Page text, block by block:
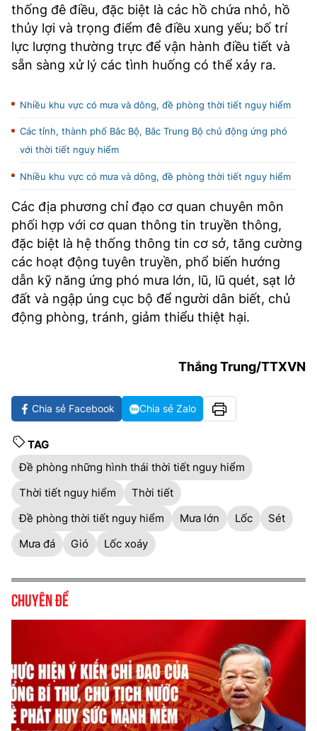
thống đê điều, đặc biệt là các hồ chứa nhỏ, hồ
thủy lợi và trọng điểm đê điều xung yếu; bố trí
lực lượng thường trực để vận hành điều tiết và
sẵn sàng xử lý các tình huống có thể xảy ra.
Nhiều khu vực có mưa và dông, đề phòng thời tiết nguy hiểm
Các tỉnh, thành phố Bắc Bộ, Bắc Trung Bộ chủ động ứng phó
với thời tiết nguy hiểm
Nhiều khu vực có mưa và dông, đề phòng thời tiết nguy hiểm
Các địa phương chỉ đạo cơ quan chuyên môn
phối hợp với cơ quan thông tin truyền thông,
đặc biệt là hệ thống thông tin cơ sở, tăng cường
các hoạt động tuyên truyền, phổ biến hướng
dẫn kỹ năng ứng phó mưa lớn, lũ, lũ quét, sạt lở
đất và ngập úng cục bộ để người dân biết, chủ
động phòng, tránh, giảm thiểu thiệt hại.
Thắng Trung/TTXVN
Chia sẻ Facebook Chia sẻ Zalo
TAG
Đề phòng những hình thái thời tiết nguy hiểm
Thời tiết nguy hiểm
Thời tiết
Đề phòng thời tiết nguy hiểm
Mưa lớn Lốc
Sét
Mưa đá
Gió Lốc xoáy
Chuyên đề